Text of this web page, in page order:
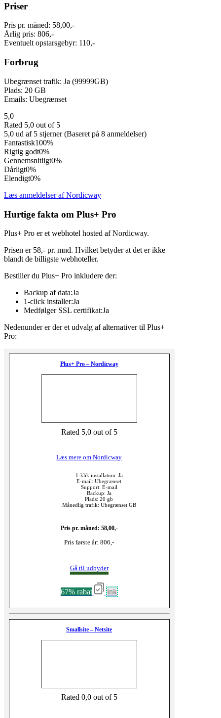
Priser
Pris pr. måned: 58,00,-
Årlig pris: 806,-
Eventuelt opstarsgebyr: 110,-
Forbrug
Ubegrænset trafik: Ja (99999GB)
Plads: 20 GB
Emails: Ubegrænset
5,0
Rated 5,0 out of 5
5,0 ud af 5 stjerner (Baseret på 8 anmeldelser)
Fantastisk100%
Rigtig godt0%
Gennemsnitligt0%
Dårligt0%
Elendigt0%
Læs anmeldelser af Nordicway
Hurtige fakta om Plus+ Pro
Plus+ Pro er et webhotel hosted af Nordicway.
Prisen er 58,- pr. mnd. Hvilket betyder at det er ikke
blandt de billigste webhoteller.
Bestiller du Plus+ Pro inkludere der:
Backup af data:Ja
1-click installer:Ja
Medfølger SSL certifikat:Ja
Nedenunder er der et udvalg af alternativer til Plus+
Pro:
Plus+ Pro – Nordicway
Rated 5,0 out of 5
Læs mere om Nordicway
1-klik installation: Ja
E-mail: Ubegrænset
Support: E-mail
Backup: Ja
Plads: 20 gb
Månedlig trafik: Ubegrænset GB
Pris pr. måned: 58,00,-
Pris første år: 806,-
Gå til udbyder
67% rabat ink
Smallsite – Netsite
Rated 0,0 out of 5